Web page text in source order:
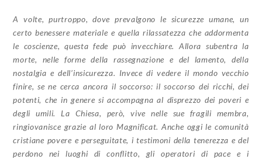
A volte, purtroppo, dove prevalgono le sicurezze umane, un
certo benessere materiale e quella rilassatezza che addormenta
le coscienze, questa fede può invecchiare. Allora subentra la
morte, nelle forme della rassegnazione e del lamento, della
nostalgia e dell’insicurezza. Invece di vedere il mondo vecchio
finire, se ne cerca ancora il soccorso: il soccorso dei ricchi, dei
potenti, che in genere si accompagna al disprezzo dei poveri e
degli umili. La Chiesa, però, vive nelle sue fragili membra,
ringiovanisce grazie al loro Magnificat. Anche oggi le comunità
cristiane povere e perseguitate, i testimoni della tenerezza e del
perdono nei luoghi di conflitto, gli operatori di pace e i